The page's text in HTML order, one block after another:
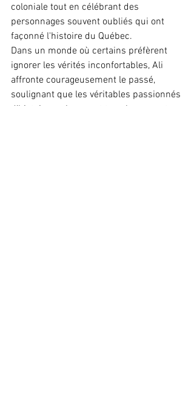
coloniale tout en célébrant des
personnages souvent oubliés qui ont
façonné l'histoire du Québec.
Dans un monde où certains préfèrent
ignorer les vérités inconfortables, Ali
affronte courageusement le passé,
soulignant que les véritables passionnés
d’histoire embrassent tous les aspects